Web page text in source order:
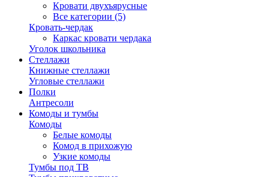
Кровати двухъярусные
Все категории (5)
Кровать-чердак
Каркас кровати чердака
Уголок школьника
Стеллажи
Книжные стеллажи
Угловые стеллажи
Полки
Антресоли
Комоды и тумбы
Комоды
Белые комоды
Комод в прихожую
Узкие комоды
Тумбы под ТВ